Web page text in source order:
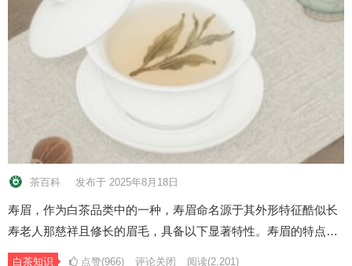
茶百科 发布于 2025年8月18日
寿眉，作为白茶品类中的一种，寿眉命名源于其外形特征酷似长
寿老人那慈祥且修长的眉毛，具备以下显著特性。寿眉的特点…
白茶知识 点赞(966) 评论关闭 阅读(2,201)